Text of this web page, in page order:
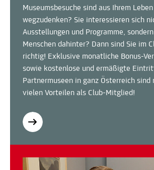
Museumsbesuche sind aus Ihrem
wegzudenken? Sie interessieren sich
Ausstellungen und Programme,
Menschen dahinter? Dann sind Sie im
richtig! Exklusive monatliche Bonus-
sowie kostenlose und ermäßigte
Partnermuseen in ganz Österreich sind
vielen Vorteilen als Club-Mitglied!